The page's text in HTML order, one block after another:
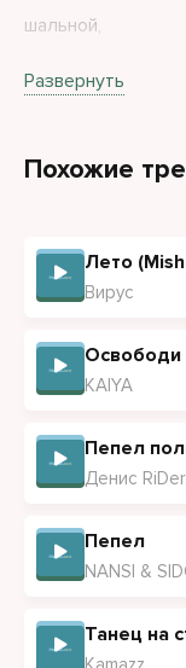
шальной,
Развернуть
Похожие
Вирус
Освободи
KAIYA
Пепел
Денис
Пепел
NANSI &
Танец на